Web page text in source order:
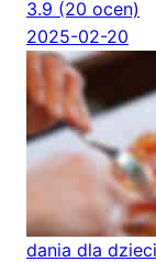
3.9 (20 ocen)
2025-02-20
dania dla dzieci